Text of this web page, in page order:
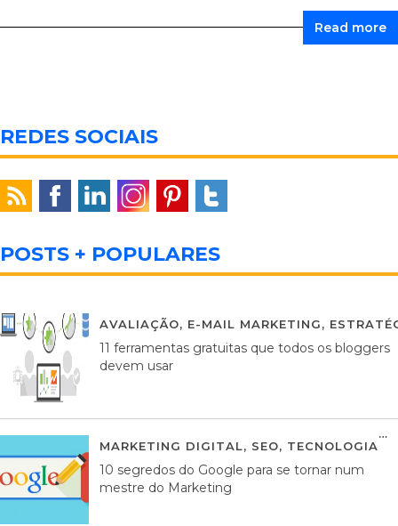
Read more
REDES SOCIAIS
POSTS + POPULARES
AVALIAÇÃO, E-MAIL MARKETING,
11 ferramentas gratuitas que todos os bloggers
devem usar
MARKETING DIGITAL, SEO, TECNOLOGIA
10 segredos do Google para se tornar num
mestre do Marketing